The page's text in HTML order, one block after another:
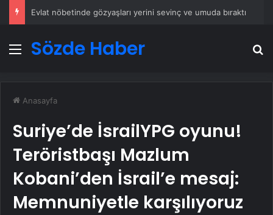
Başkan Erdoğan, 3 ülkenin büyükelçisini kabul etti
Menü
Sözde Haber
Anasayfa
Suriye’de İsrailYPG oyunu!
Teröristbaşı Mazlum
Kobani’den İsrail’e mesaj:
Memnuniyetle karşılıyoruz